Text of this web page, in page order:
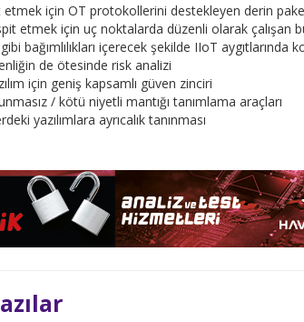
için OT protokollerini destekleyen derin
etmek için uç noktalarda düzenli olarak çalışan
bağımlılıkları içerecek şekilde IIoT aygıtlarında
de ötesinde risk analizi
için geniş kapsamlı güven zinciri
/ kötü niyetli mantığı tanımlama araçları
yazılımlara ayrıcalık tanınması